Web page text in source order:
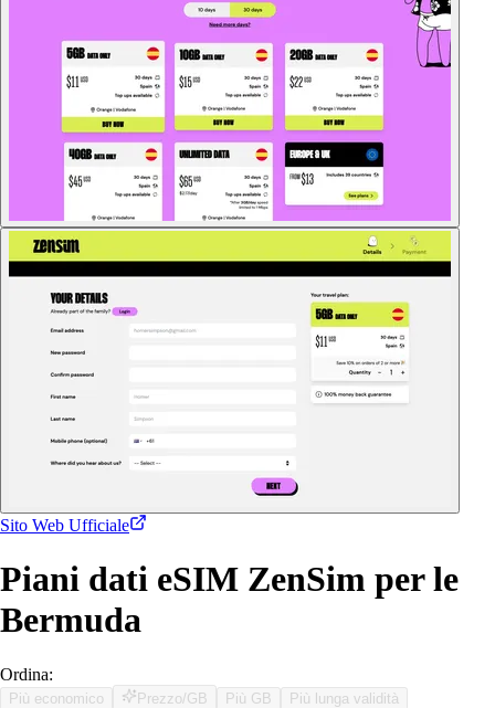
Sito Web Ufficiale
Piani dati eSIM ZenSim per le
Bermuda
Ordina:
Più economico Prezzo/GB Più GB Più lunga validità